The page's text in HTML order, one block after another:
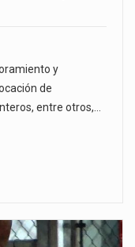
y
de
entre otros,…